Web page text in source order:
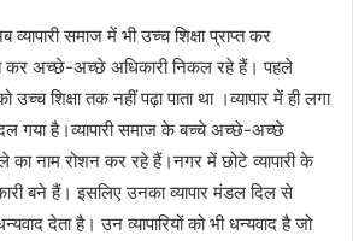
व्यापारी समाज में भी उच्च शिक्षा प्राप्त कर
कर अच्छे-अच्छे अधिकारी निकल रहे हैं। पहले
उच्च शिक्षा तक नहीं पढ़ा पाता था ।व्यापार में ही लगा
गया है।व्यापारी समाज के बच्चे अच्छे-अच्छे
नाम रोशन कर रहे हैं।नगर में छोटे व्यापारी के
बने हैं। इसलिए उनका व्यापार मंडल दिल से
देता है। उन व्यापारियों को भी धन्यवाद है जो